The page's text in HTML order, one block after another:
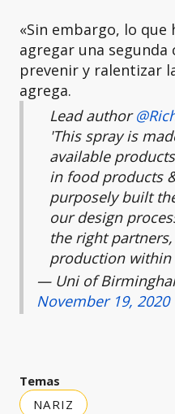
«Sin embargo, lo que
agregar una
prevenir y ralentizar
agrega.
Lead author
'This spray is
available
in food products
purposely built
our design
the right
production within
— Uni of
November 19, 2020
Temas
NARIZ